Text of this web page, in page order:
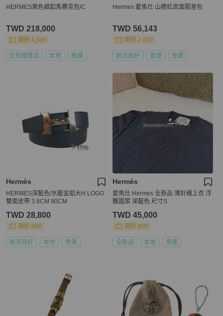
HERMES黃色銀釦馬賽克包/C
TWD 218,000
現折 4,500
近新閒置品 本地 免運
Hermes 愛馬仕 山楂紅皮面郵差包
TWD 56,143
現折 2,000
狀況良好 香港 免運
Hermès
HERMES深藍色/水藍金釦大H LOGO
雙面皮帶 3.8CM 90CM
TWD 28,800
現折 800
狀況良好 本地 免運
Hermès
愛馬仕 Hermes 全新品 薄針織上衣 浮
雕圖案 深藍色 尺寸S
TWD 45,000
現折 800
全新品 本地 免運